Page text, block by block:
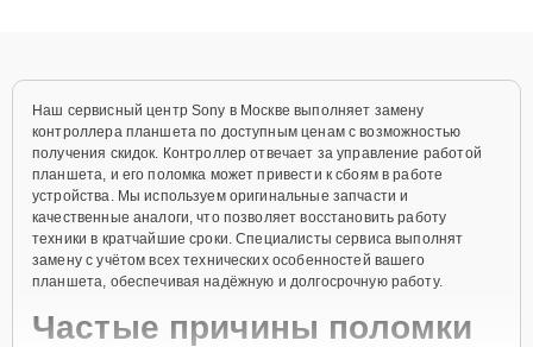
Наш сервисный центр Sony в Москве выполняет замену
контроллера планшета по доступным ценам с возможностью
получения скидок. Контроллер отвечает за управление работой
планшета, и его поломка может привести к сбоям в работе
устройства. Мы используем оригинальные запчасти и
качественные аналоги, что позволяет восстановить работу
техники в кратчайшие сроки. Специалисты сервиса выполнят
замену с учётом всех технических особенностей вашего
планшета, обеспечивая надёжную и долгосрочную работу.
Частые причины поломки